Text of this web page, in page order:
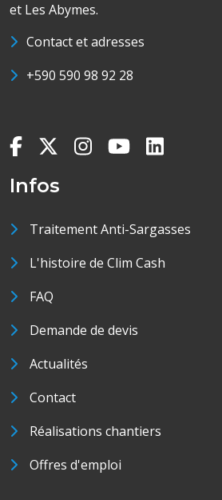
et Les Abymes.
Contact et adresses
+590 590 98 92 28
Infos
Traitement Anti-Sargasses
L'histoire de Clim Cash
FAQ
Demande de devis
Actualités
Contact
Réalisations chantiers
Offres d'emploi